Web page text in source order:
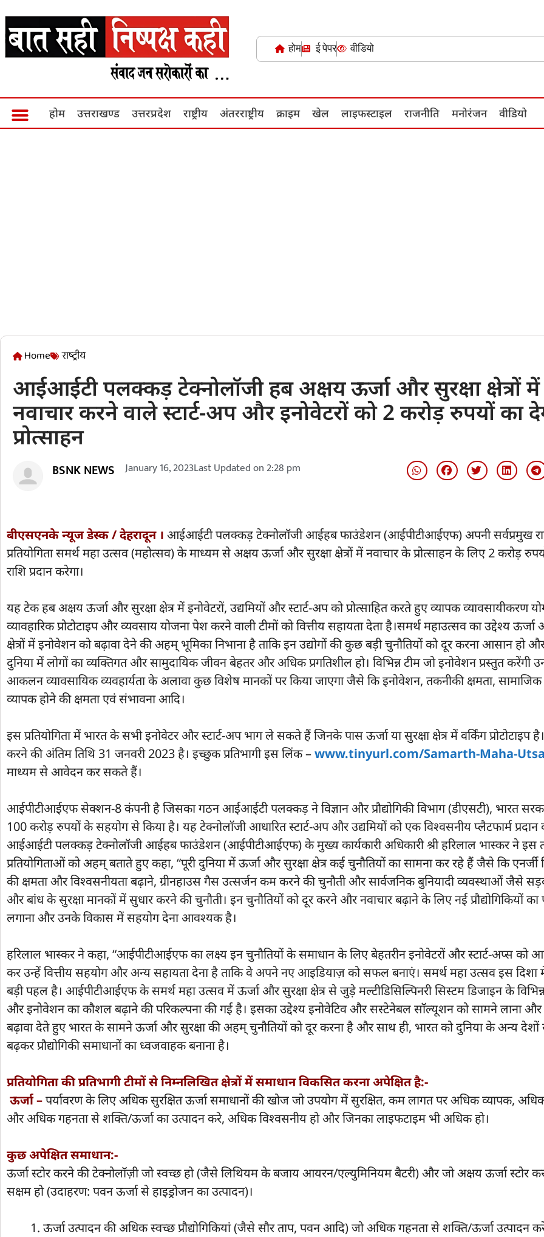
होम ई पेपर वीडियो
होम उत्तराखण्ड उत्तरप्रदेश राष्ट्रीय अंतरराष्ट्रीय क्राइम खेल लाइफस्‍टाइल राजनीति मनोरंजन वीडियो
Home राष्ट्रीय
आईआईटी पलक्कड़ टेक्नोलॉजी हब अक्षय ऊर्जा और सुरक्षा क्षेत्रों में
नवाचार करने वाले स्टार्ट-अप और इनोवेटरों को 2 करोड़ रुपयों का
प्रोत्साहन
BSNK NEWS January 16, 2023Last Updated on 2:28 pm
बीएसएनके न्यूज डेस्क / देहरादून । आईआईटी पलक्कड़ टेक्नोलॉजी आईहब फाउंडेशन (आईपीटीआईएफ) अपनी सर्वप्रमुख
प्रतियोगिता समर्थ महा उत्सव (महोत्सव) के माध्यम से अक्षय ऊर्जा और सुरक्षा क्षेत्रों में नवाचार के प्रोत्साहन के लिए 2 करोड़
राशि प्रदान करेगा।
यह टेक हब अक्षय ऊर्जा और सुरक्षा क्षेत्र में इनोवेटरों, उद्यमियों और स्टार्ट-अप को प्रोत्साहित करते हुए व्यापक व्यावसायीकरण
व्यावहारिक प्रोटोटाइप और व्यवसाय योजना पेश करने वाली टीमों को वित्तीय सहायता देता है।समर्थ महाउत्सव का उद्देश्य ऊर्जा
क्षेत्रों में इनोवेशन को बढ़ावा देने की अहम् भूमिका निभाना है ताकि इन उद्योगों की कुछ बड़ी चुनौतियों को दूर करना आसान हो
दुनिया में लोगों का व्यक्तिगत और सामुदायिक जीवन बेहतर और अधिक प्रगतिशील हो। विभिन्न टीम जो इनोवेशन प्रस्तुत करेंगी
आकलन व्यावसायिक व्यवहार्यता के अलावा कुछ विशेष मानकों पर किया जाएगा जैसे कि इनोवेशन, तकनीकी क्षमता, सामाजिक
व्यापक होने की क्षमता एवं संभावना आदि।
इस प्रतियोगिता में भारत के सभी इनोवेटर और स्टार्ट-अप भाग ले सकते हैं जिनके पास ऊर्जा या सुरक्षा क्षेत्र में वर्किंग प्रोटोटाइप
करने की अंतिम तिथि 31 जनवरी 2023 है। इच्छुक प्रतिभागी इस लिंक –www.tinyurl.com/Samarth-Maha-
माध्यम से आवेदन कर सकते हैं।
आईपीटीआईएफ सेक्शन-8 कंपनी है जिसका गठन आईआईटी पलक्कड़ ने विज्ञान और प्रौद्योगिकी विभाग (डीएसटी), भारत
100 करोड़ रुपयों के सहयोग से किया है। यह टेक्नोलाॅजी आधारित स्टार्ट-अप और उद्यमियों को एक विश्वसनीय प्लैटफार्म प्रदान
आईआईटी पलक्कड़ टेक्नोलॉजी आईहब फाउंडेशन (आईपीटीआईएफ) के मुख्य कार्यकारी अधिकारी श्री हरिलाल भास्कर ने इस
प्रतियोगिताओं को अहम् बताते हुए कहा, “पूरी दुनिया में ऊर्जा और सुरक्षा क्षेत्र कई चुनौतियों का सामना कर रहे हैं जैसे कि एनर्जी
की क्षमता और विश्वसनीयता बढ़ाने, ग्रीनहाउस गैस उत्सर्जन कम करने की चुनौती और सार्वजनिक बुनियादी व्यवस्थाओं जैसे
और बांध के सुरक्षा मानकों में सुधार करने की चुनौती। इन चुनौतियों को दूर करने और नवाचार बढ़ाने के लिए नई प्रौद्योगिकियों का
लगाना और उनके विकास में सहयोग देना आवश्यक है।
हरिलाल भास्कर ने कहा, “आईपीटीआईएफ का लक्ष्य इन चुनौतियों के समाधान के लिए बेहतरीन इनोवेटरों और स्टार्ट-अप्स को
कर उन्हें वित्तीय सहयोग और अन्य सहायता देना है ताकि वे अपने नए आइडियाज़ को सफल बनाएं। समर्थ महा उत्सव इस
बड़ी पहल है। आईपीटीआईएफ के समर्थ महा उत्सव में ऊर्जा और सुरक्षा क्षेत्र से जुड़े मल्टीडिसिल्पिनरी सिस्टम डिजाइन के
और इनोवेशन का कौशल बढ़ाने की परिकल्पना की गई है। इसका उद्देश्य इनोवेटिव और सस्टेनेबल साॅल्यूशन को सामने लाना और
बढ़ावा देते हुए भारत के सामने ऊर्जा और सुरक्षा की अहम् चुनौतियों को दूर करना है और साथ ही, भारत को दुनिया के अन्य
बढ़कर प्रौद्योगिकी समाधानों का ध्वजवाहक बनाना है।
प्रतियोगिता की प्रतिभागी टीमों से निम्नलिखित क्षेत्रों में समाधान विकसित करना अपेक्षित है:-
ऊर्जा –पर्यावरण के लिए अधिक सुरक्षित ऊर्जा समाधानों की खोज जो उपयोग में सुरक्षित, कम लागत पर अधिक व्यापक,
और अधिक गहनता से शक्ति/ऊर्जा का उत्पादन करे, अधिक विश्वसनीय हो और जिनका लाइफटाइम भी अधिक हो।
कुछ अपेक्षित समाधान:-
ऊर्जा स्टोर करने की टेक्नोलाॅज़ी जो स्वच्छ हो (जैसे लिथियम के बजाय आयरन/एल्युमिनियम बैटरी) और जो अक्षय ऊर्जा स्टोर
सक्षम हो (उदाहरण: पवन ऊर्जा से हाइड्रोजन का उत्पादन)।
ऊर्जा उत्पादन की अधिक स्वच्छ प्रौद्योगिकियां (जैसे सौर ताप, पवन आदि) जो अधिक गहनता से शक्ति/ऊर्जा उत्पादन